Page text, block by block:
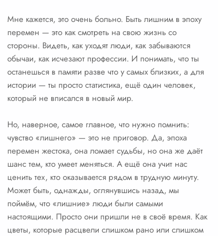
Мне кажется, это очень больно. Быть лишним в эпоху
перемен — это как смотреть на свою жизнь со
стороны. Видеть, как уходят люди, как забываются
обычаи, как исчезают профессии. И понимать, что ты
останешься в памяти разве что у самых близких, а для
истории — ты просто статистика, ещё один человек,
который не вписался в новый мир.
Но, наверное, самое главное, что нужно помнить:
чувство «лишнего» — это не приговор. Да, эпоха
перемен жестока, она ломает судьбы, но она же даёт
шанс тем, кто умеет меняться. А ещё она учит нас
ценить тех, кто оказывается рядом в трудную минуту.
Может быть, однажды, оглянувшись назад, мы
поймём, что «лишние» люди были самыми
настоящими. Просто они пришли не в своё время. Как
цветы, которые расцвели слишком рано или слишком